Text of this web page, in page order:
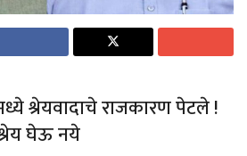
श्रेयवादाचे राजकारण पेटले !
घेऊ नये